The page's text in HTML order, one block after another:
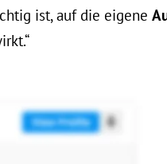
ist, auf die eigene